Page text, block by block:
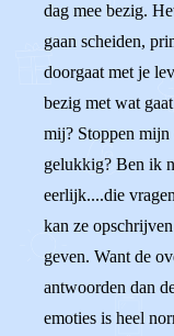
dag mee bezig.
gaan scheiden,
doorgaat met je
bezig met wat
mij? Stoppen mijn
gelukkig? Ben ik
eerlijk....die
kan ze
geven. Want de
antwoorden dan
emoties is heel